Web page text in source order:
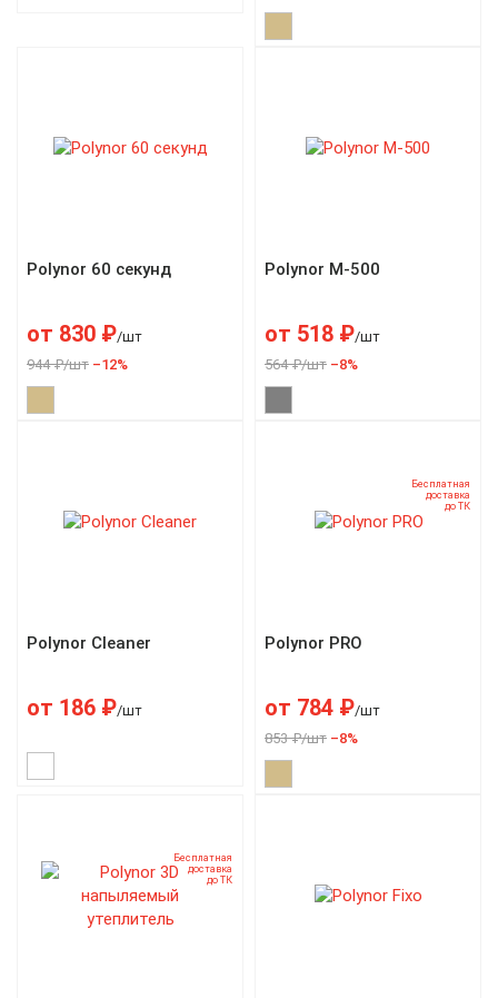
Polynor 60 секунд
от 830 ₽/шт
944 ₽/шт –12%
Polynor M-500
от 518 ₽/шт
564 ₽/шт –8%
Polynor Cleaner
от 186 ₽/шт
Бесплатная
доставка
до ТК
Polynor PRO
от 784 ₽/шт
853 ₽/шт –8%
Бесплатная
доставка
до ТК